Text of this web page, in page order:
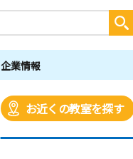
企業情報
お近くの教室を探す